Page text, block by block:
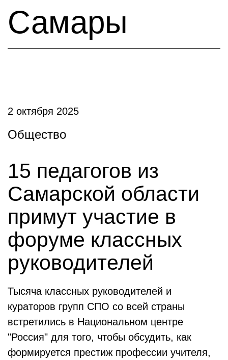
Самары
2 октября 2025
Общество
15 педагогов из
Самарской области
примут участие в
форуме классных
руководителей
Тысяча классных руководителей и
кураторов групп СПО со всей страны
встретились в Национальном центре
"Россия" для того, чтобы обсудить, как
формируется престиж профессии учителя,